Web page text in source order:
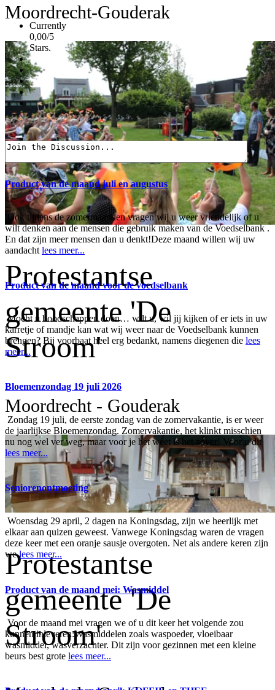
Moordrecht-Gouderak
Protestantse
gemeente 'De
Stroom'
Moordrecht - Gouderak
Protestantse
gemeente 'De
Stroom'
Currently
0,00/5
Stars.
Product van de maand juli en augustus
Ook tijdens de zomermaanden vragen wij u weer vriendelijk of u
wilt denken aan de mensen die gebruik maken van de Voedselbank .
En dat zijn meer mensen dan u denkt!Deze maand willen wij uw
aandacht lees meer...
Product van de maand voor de voedselbank
Mocht u boodschappen doen… wilt u, wil jij kijken of er iets in uw
karretje of mandje kan wat wij weer naar de Voedselbank kunnen
brengen? Bij voorbaat heel erg bedankt, namens diegenen die lees
meer...
Bloemenzondag 19 juli 2026
Zondag 19 juli, de eerste zondag van de zomervakantie, is er weer
de jaarlijkse Bloemenzondag. Zomervakantie, het klinkt misschien
nu nog wel ver weg, maar voor je het weet is het zover! Voor u dit
lees meer...
Seniorenontmoeting
Woensdag 29 april, 2 dagen na Koningsdag, zijn we heerlijk met
elkaar aan quizen geweest. Vanwege Koningsdag waren de vragen
deze keer met een oranje sausje overgoten. Net als andere keren zijn
welees meer...
Product van de maand mei: Wasmiddel
Voor de maand mei vragen we of u dit keer het volgende zou
kunnen inleveren:Wasmiddelen zoals waspoeder, vloeibaar
wasmiddel, wasverzachter. Dit zijn voor gezinnen met een kleine
beurs best grote lees meer...